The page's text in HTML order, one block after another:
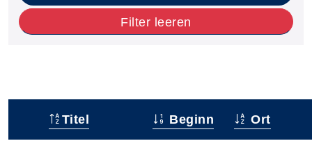
Filter leeren
Titel Beginn Ort